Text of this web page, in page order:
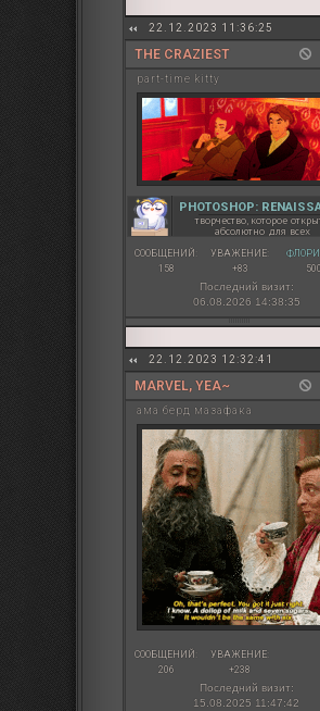
22.12.2023 11:36:25
THE CRAZIEST
part-time kitty
PHOTOSHOP:
творчество, которое
абсолютно для всех
СООБЩЕНИЙ:
158
УВАЖЕНИЕ:
+83
500
Последний визит:
06.08.2026 14:38:35
22.12.2023 12:32:41
MARVEL, YEA~
ама берд мазафака
СООБЩЕНИЙ:
206
УВАЖЕНИЕ:
+238
Последний визит:
15.08.2025 11:47:42